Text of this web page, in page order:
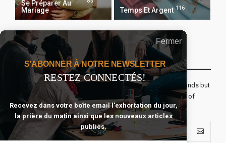
Se Préparer Au
Mariage
Temps Et Argent 116
Recevoir Notre Newsletter Chaque Matin
The real voyage of discovery consists not in seeking new lands but
seeing with new eyes. All journeys have secret destinations of
which the traveler is unaware.
Fermer
S'ABONNER À NOTRE NEWSLETTER
RESTEZ CONNECTÉS!
Recevez dans votre boîte email l'exhortation du jour,
la prière du matin ainsi que les nouveaux articles
publiés.